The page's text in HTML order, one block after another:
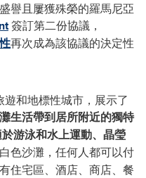
譽且屢獲殊榮的羅馬尼亞
簽訂第二份協議，
再次成為該協議的決定性
遊和地標性城市，展示了
生活帶到居所附近的獨特
游泳和水上運動、晶瑩
色沙灘，任何人都可以付
住宅區、酒店、商店、餐